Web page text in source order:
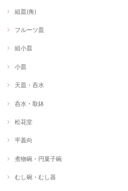
組皿(角)
フルーツ皿
組小皿
小皿
天皿・呑水
呑水・取鉢
松花堂
平蓋向
煮物碗・円菓子碗
むし碗・むし器